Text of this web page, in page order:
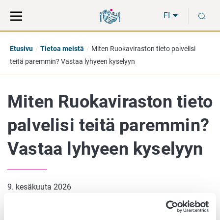
suoraan
sisältöön
koko
sivuston
FI
Etusivu Tietoa meistä
Miten Ruokaviraston tieto palvelisi
teitä paremmin? Vastaa lyhyeen kyselyyn
Miten Ruokaviraston tieto
palvelisi teitä paremmin?
Vastaa lyhyeen kyselyyn
9. kesäkuuta 2026